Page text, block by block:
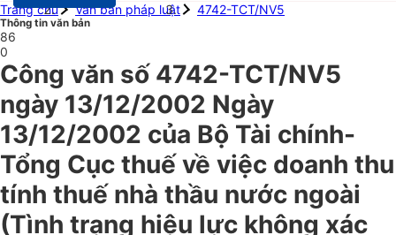
Trang chủ
Văn bản pháp luật 4742-TCT/NV5
Thông tin văn bản
86
0
Công văn số 4742-TCT/NV5
ngày 13/12/2002 Ngày
13/12/2002 của Bộ Tài chính-
Tổng Cục thuế về việc doanh thu
tính thuế nhà thầu nước ngoài
(Tình trạng hiệu lực không xác